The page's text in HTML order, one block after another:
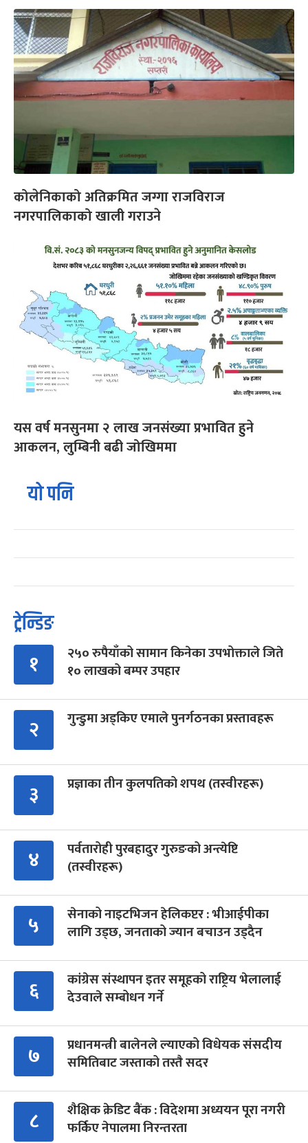
कोलेनिकाको अतिक्रमित जग्गा राजविराज
नगरपालिकाको खाली गराउने
यस वर्ष मनसुनमा २ लाख जनसंख्या प्रभावित हुने
आकलन, लुम्बिनी बढी जोखिममा
यो पनि
ट्रेन्डिङ
१
२५० रुपैयाँको सामान किनेका उपभोक्ताले जिते
१० लाखको बम्पर उपहार
२ गुन्डुमा अड्किए एमाले पुनर्गठनका प्रस्तावहरू
३ प्रज्ञाका तीन कुलपतिको शपथ (तस्वीरहरू)
४
पर्वतारोही पुरबहादुर गुरुङको अन्त्येष्टि
(तस्वीरहरू)
५
सेनाको नाइटभिजन हेलिकप्टर : भीआईपीका
लागि उड्छ, जनताको ज्यान बचाउन उड्दैन
६
कांग्रेस संस्थापन इतर समूहको राष्ट्रिय भेलालाई
देउवाले सम्बोधन गर्ने
७
प्रधानमन्त्री बालेनले ल्याएको विधेयक संसदीय
समितिबाट जस्ताको तस्तै सदर
८
शैक्षिक क्रेडिट बैंक : विदेशमा अध्ययन पूरा नगरी
फर्किए नेपालमा निरन्तरता